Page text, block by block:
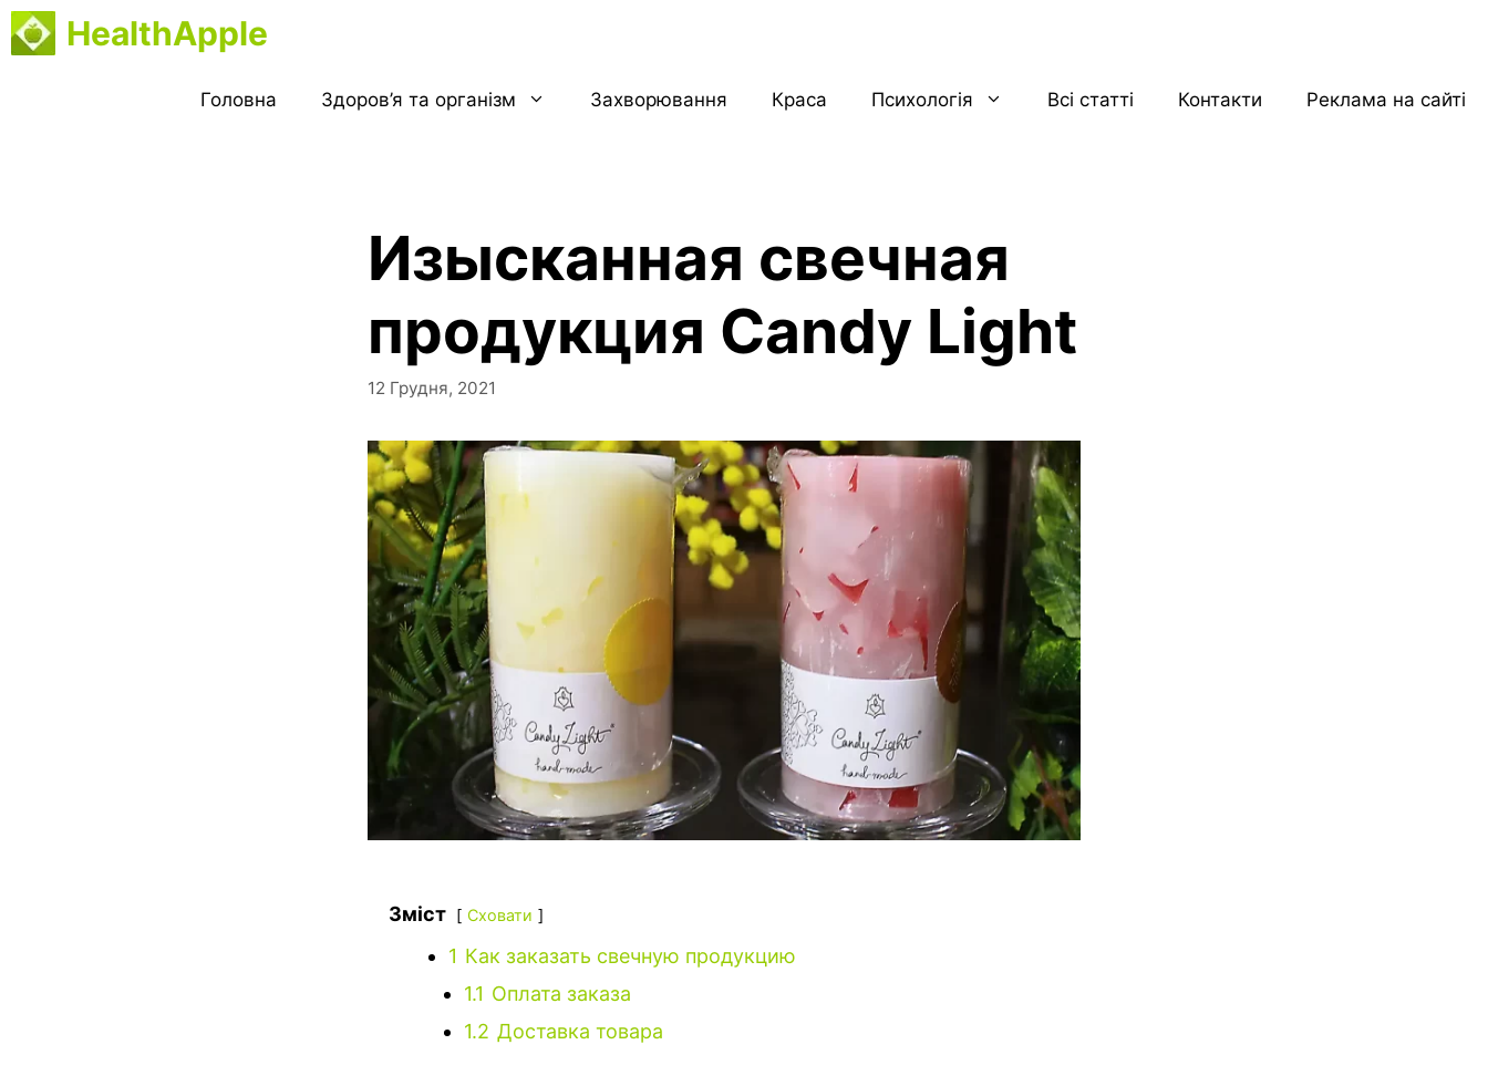
Перейти
до
HealthApple
Головна Здоров’я та організм Захворювання Краса Психологія Всі статті Контакти Реклама на сайті
Изысканная свечная
продукция Candy Light
12 Грудня, 2021
Зміст Сховати
1 Как заказать свечную продукцию
1.1 Оплата заказа
1.2 Доставка товара